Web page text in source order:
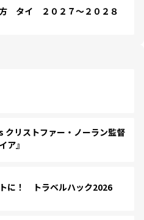
タイ ２０２７～２０２８
リストファー・ノーラン監督
ア』
に！ トラベルハック2026